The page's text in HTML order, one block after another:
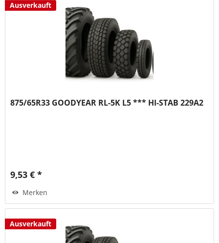
Ausverkauft
875/65R33 GOODYEAR RL-5K L5 *** HI-STAB 229A2
9,53 € *
Merken
Ausverkauft